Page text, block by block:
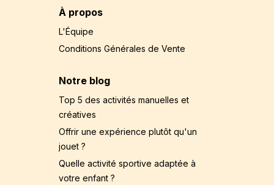
À propos
L'Équipe
Conditions Générales de Vente
Notre blog
Top 5 des activités manuelles et
créatives
Offrir une expérience plutôt qu'un
jouet ?
Quelle activité sportive adaptée à
votre enfant ?